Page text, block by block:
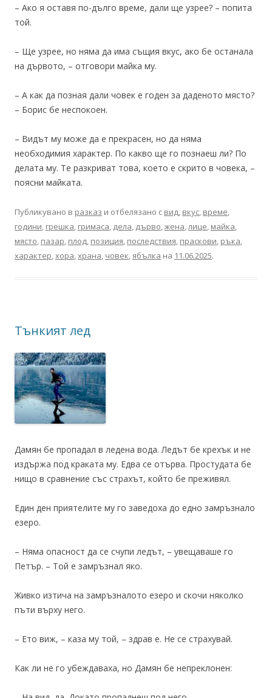
– Ако я оставя по-дълго време, дали ще узрее? – попита
той.
– Ще узрее, но няма да има същия вкус, ако бе останала
на дървото, – отговори майка му.
– А как да позная дали човек е годен за даденото място?
– Борис бе неспокоен.
– Видът му може да е прекрасен, но да няма
необходимия характер. По какво ще го познаеш ли? По
делата му. Те разкриват това, което е скрито в човека, –
поясни майката.
Публикувано в разказ и отбелязано с вид, вкус, време,
години, грешка, гримаса, дела, дърво,жена,лице, майка,
място, пазар, плод, позиция, последствия, праскови, ръка,
характер,хора,храна, човек,ябълка на 11.06.2025.
Тънкият лед
Дамян бе пропадал в ледена вода. Ледът бе крехък и не
издържа под краката му. Едва се отърва. Простудата бе
нищо в сравнение със страхът, който бе преживял.
Един ден приятелите му го заведоха до едно замръзнало
езеро.
– Няма опасност да се счупи ледът, – увещаваше го
Петър. – Той е замръзнал яко.
Живко изтича на замръзналото езеро и скочи няколко
пъти върху него.
– Ето виж, – каза му той, – здрав е. Не се страхувай.
Как ли не го убеждаваха, но Дамян бе непреклонен: